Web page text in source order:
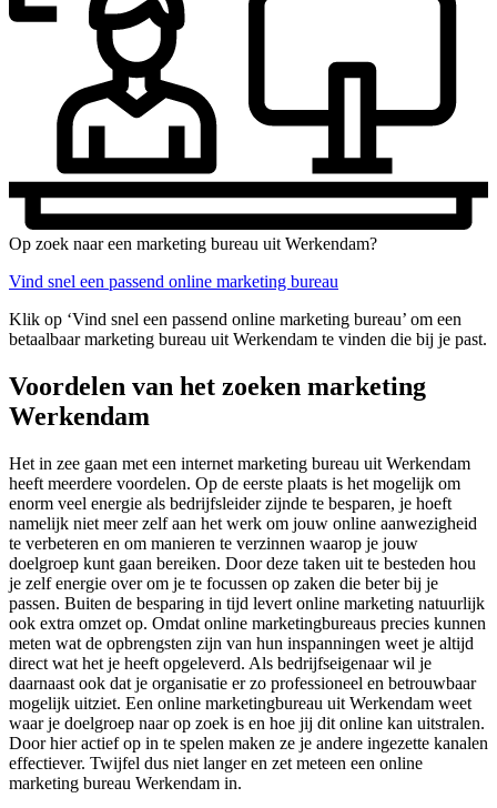
Op zoek naar een marketing bureau uit Werkendam?
Vind snel een passend online marketing bureau
Klik op ‘Vind snel een passend online marketing bureau’ om een
betaalbaar marketing bureau uit Werkendam te vinden die bij je past.
Voordelen van het zoeken marketing
Werkendam
Het in zee gaan met een internet marketing bureau uit Werkendam
heeft meerdere voordelen. Op de eerste plaats is het mogelijk om
enorm veel energie als bedrijfsleider zijnde te besparen, je hoeft
namelijk niet meer zelf aan het werk om jouw online aanwezigheid
te verbeteren en om manieren te verzinnen waarop je jouw
doelgroep kunt gaan bereiken. Door deze taken uit te besteden hou
je zelf energie over om je te focussen op zaken die beter bij je
passen. Buiten de besparing in tijd levert online marketing natuurlijk
ook extra omzet op. Omdat online marketingbureaus precies kunnen
meten wat de opbrengsten zijn van hun inspanningen weet je altijd
direct wat het je heeft opgeleverd. Als bedrijfseigenaar wil je
daarnaast ook dat je organisatie er zo professioneel en betrouwbaar
mogelijk uitziet. Een online marketingbureau uit Werkendam weet
waar je doelgroep naar op zoek is en hoe jij dit online kan uitstralen.
Door hier actief op in te spelen maken ze je andere ingezette kanalen
effectiever. Twijfel dus niet langer en zet meteen een online
marketing bureau Werkendam in.